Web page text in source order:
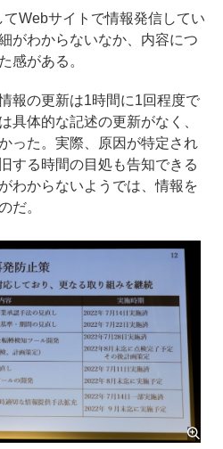
Webサイトで情報発信してい
がわからないなか、内容につ
感がある。
報の更新は1時間に1回程度で
具体的な記述の更新がなく、
った。実際、原因が特定され
する時間の目処も告知できる
わからないようでは、情報を
だ。